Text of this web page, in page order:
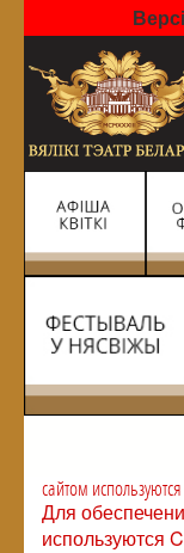
сайтом
Для
используются